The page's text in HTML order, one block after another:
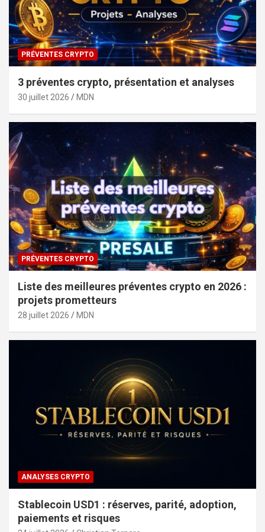
PRÉVENTES CRYPTO
3 préventes crypto, présentation et analyses
30 juillet 2026 MDN
PRÉVENTES CRYPTO
Liste des meilleures préventes crypto en 2026 :
projets prometteurs
28 juillet 2026 MDN
ANALYSES CRYPTO
Stablecoin USD1 : réserves, parité, adoption,
paiements et risques